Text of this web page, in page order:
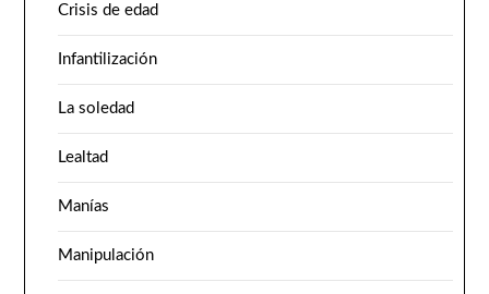
Crisis de edad
Infantilización
La soledad
Lealtad
Manías
Manipulación